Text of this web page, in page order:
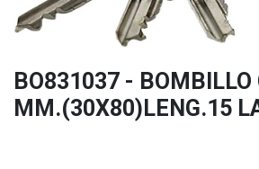
BO831037 -
MM.(30X80)LENG.15